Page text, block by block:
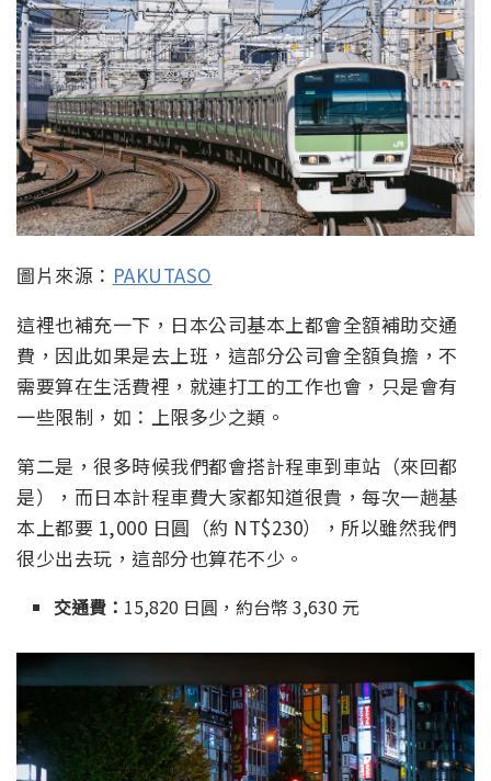
圖片來源： PAKUTASO
這裡也補充一下，日本公司基本上都會全額補助交通
費，因此如果是去上班，這部分公司會全額負擔，不
需要算在生活費裡，就連打工的工作也會，只是會有
一些限制，如：上限多少之類。
第二是，很多時候我們都會搭計程車到車站（來回都
是），而日本計程車費大家都知道很貴，每次一趟基
本上都要 1,000 日圓（約 NT$230），所以雖然我們
很少出去玩，這部分也算花不少。
交通費： 15,820 日圓，約台幣 3,630 元